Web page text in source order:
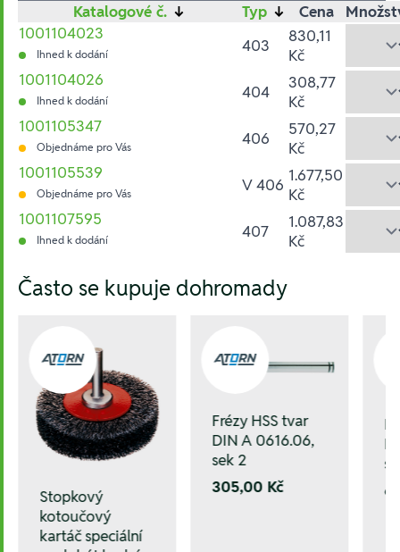
Katalogové č. ↓ Typ ↓ Cena
1001104023
Ihned k dodání 403
830,11
Kč
1001104026
Ihned k dodání 404
308,77
Kč
1001105347
Objednáme pro Vás 406
570,27
Kč
1001105539
Objednáme pro Vás V 406 1.677,50
Kč
1001107595
Ihned k dodání 407
1.087,83
Kč
Často se kupuje dohromady
Stopkový
kotoučový
kartáč speciální
Frézy HSS tvar
DIN A 0616.06,
sek 2
305,00 Kč